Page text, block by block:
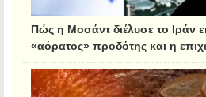
Πώς η Μοσάντ διέλυσε το Ιράν
«αόρατος» προδότης και η